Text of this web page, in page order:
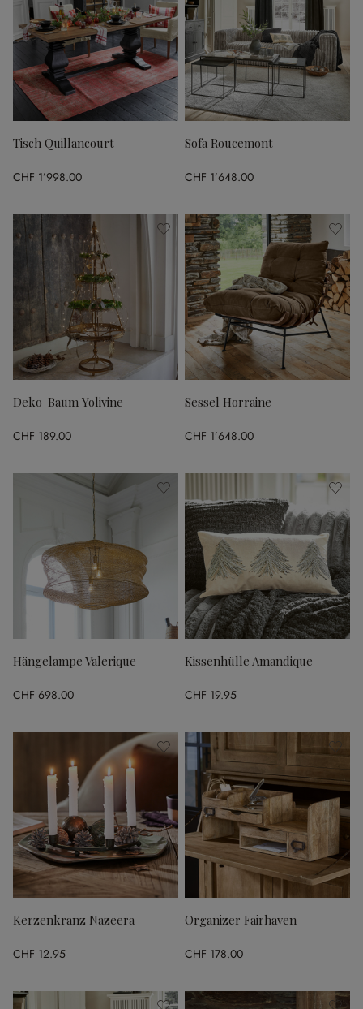
Tisch Quillancourt
CHF 1’998.00
Sofa Roucemont
CHF 1’648.00
Deko-Baum Yolivine
CHF 189.00
Sessel Horraine
CHF 1’648.00
Hängelampe Valerique
CHF 698.00
Kissenhülle Amandique
CHF 19.95
Kerzenkranz Nazeera
CHF 12.95
Organizer Fairhaven
CHF 178.00